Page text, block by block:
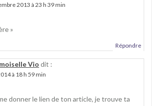
2013 à 23 h 39 min
»
Répondre
Vio dit :
à 18 h 59 min
donner le lien de ton article, je trouve ta